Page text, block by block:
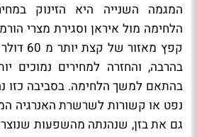
המגמה השנייה היא הזינוק
הלחימה מול איראן וסגירת מצרי
קפץ
בהרבה, והחזרה למחירים נמוכים
בהתאם למשך הלחימה. בסביבה כזו
נפט או קשורות לשרשרת האנרגיה
גם את בזן, שנהנתה מהשפעות